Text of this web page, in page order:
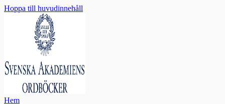
Hoppa till huvudinnehåll
Hem